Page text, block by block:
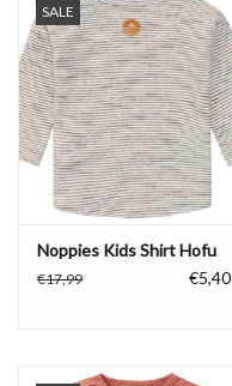
SALE
Noppies Kids Shirt Hofu
€17,99 €5,40